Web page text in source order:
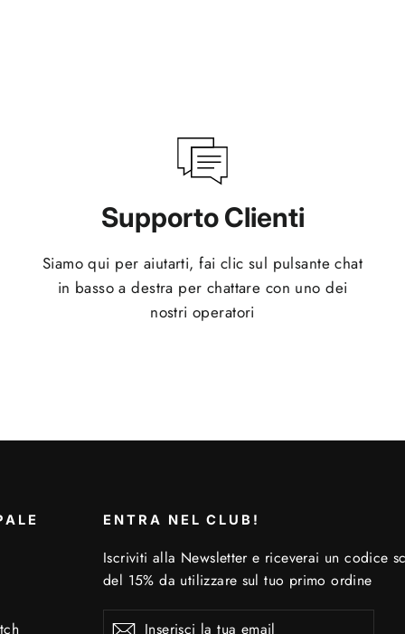
Supporto Clienti
Siamo qui per aiutarti, fai clic sul pulsante chat
in basso a destra per chattare con uno dei
nostri operatori
ENTRA NEL CLUB!
Iscriviti alla Newsletter e riceverai un codice
del 15% da utilizzare sul tuo primo ordine
Inserisci
IscrivitiIscriviti